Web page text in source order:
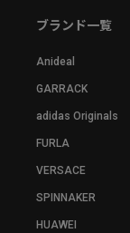
ブランド一覧
Anideal
GARRACK
adidas Originals
FURLA
VERSACE
SPINNAKER
HUAWEI